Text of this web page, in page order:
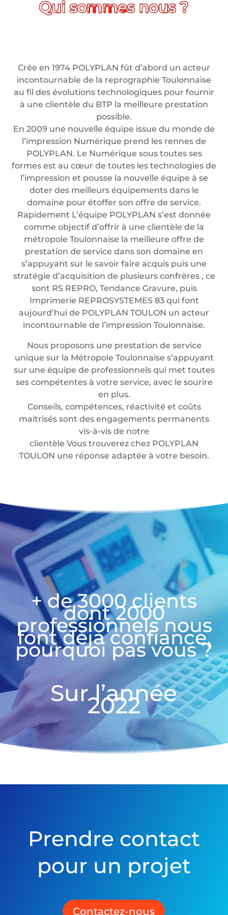
Crée en 1974 POLYPLAN fût d’abord un acteur
incontournable de la reprographie Toulonnaise
au fil des évolutions technologiques pour fournir
à une clientèle du BTP la meilleure prestation
possible.
En 2009 une nouvelle équipe issue du monde de
l’impression Numérique prend les rennes de
POLYPLAN. Le Numérique sous toutes ses
formes est au cœur de toutes les technologies de
l’impression et pousse la nouvelle équipe à se
doter des meilleurs équipements dans le
domaine pour étoffer son offre de service.
Rapidement L’équipe POLYPLAN s’est donnée
comme objectif d’offrir à une clientèle de la
métropole Toulonnaise la meilleure offre de
prestation de service dans son domaine en
s’appuyant sur le savoir faire acquis puis une
stratégie d’acquisition de plusieurs confrères , ce
sont RS REPRO, Tendance Gravure, puis
Imprimerie REPROSYSTEMES 83 qui font
aujourd’hui de POLYPLAN TOULON un acteur
incontournable de l’impression Toulonnaise.
Nous proposons une prestation de service
unique sur la Métropole Toulonnaise s’appuyant
sur une équipe de professionnels qui met toutes
ses compétentes à votre service, avec le sourire
en plus.
Conseils, compétences, réactivité et coûts
maitrisés sont des engagements permanents
vis-à-vis de notre
clientèle Vous trouverez chez POLYPLAN
TOULON une réponse adaptée à votre besoin.
+ de 3000 clients
dont 2000
professionnels nous
font déjà confiance,
pourquoi pas vous ?
Sur l’année
2022
Prendre contact
pour un projet
Contactez-nous